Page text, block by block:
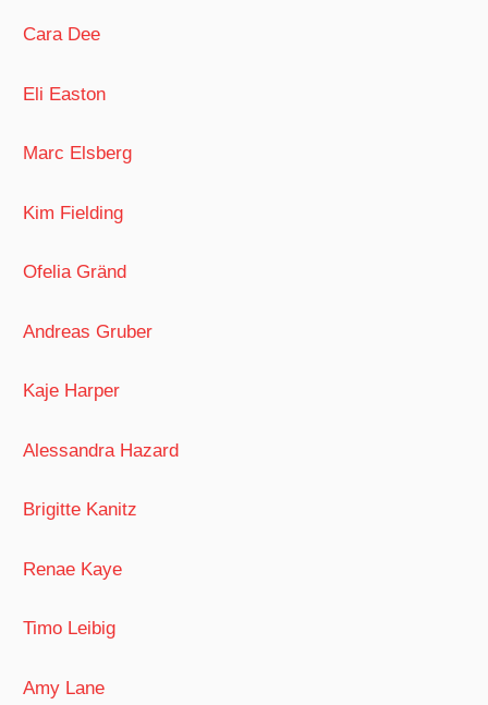
Cara Dee
Eli Easton
Marc Elsberg
Kim Fielding
Ofelia Gränd
Andreas Gruber
Kaje Harper
Alessandra Hazard
Brigitte Kanitz
Renae Kaye
Timo Leibig
Amy Lane